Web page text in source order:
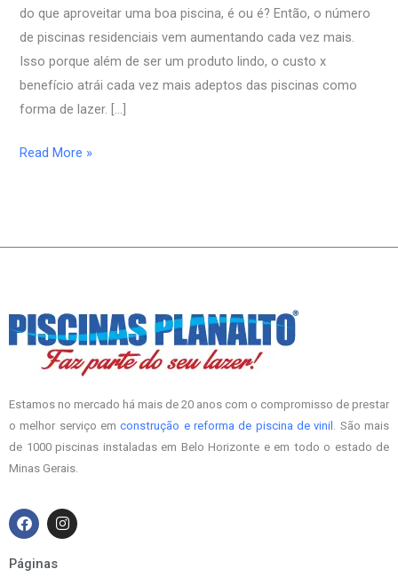
do que aproveitar uma boa piscina, é ou é? Então, o número
de piscinas residenciais vem aumentando cada vez mais.
Isso porque além de ser um produto lindo, o custo x
benefício atrái cada vez mais adeptos das piscinas como
forma de lazer. […]
Piscinas
Read More »
Estamos no mercado há mais de 20 anos com o compromisso de prestar
o melhor serviço emconstrução e reforma de piscina de vinil . São mais
de 1000 piscinas instaladas em Belo Horizonte e em todo o estado de
Minas Gerais.
F
a
c
e
b
I
n
s
Páginas